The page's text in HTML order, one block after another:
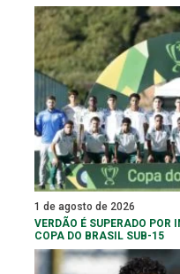
1 de agosto de 2026
VERDÃO É SUPERADO
COPA DO BRASIL SUB-15